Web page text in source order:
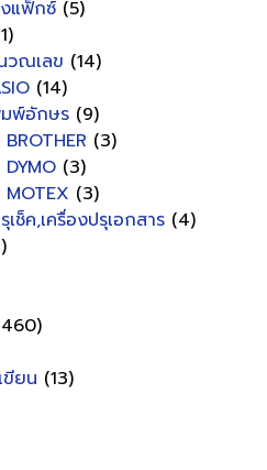
แฟ็กซ์ (5)
วณเลข (14)
(14)
พ์อักษร (9)
(3)
(3)
(3)
ช็ค,เครื่องปรุเอกสาร (4)
ขียน (13)